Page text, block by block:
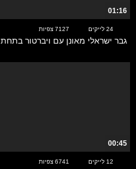
01:16
24 לייקים 7127 צפיות
גבר ישראלי מאונן עם ויברטור בתחת
00:45
12 לייקים 6741 צפיות